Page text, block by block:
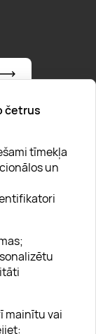
četrus
tīmekļa
un
mainītu vai